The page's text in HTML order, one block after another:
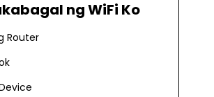
ng WiFi Ko
Router